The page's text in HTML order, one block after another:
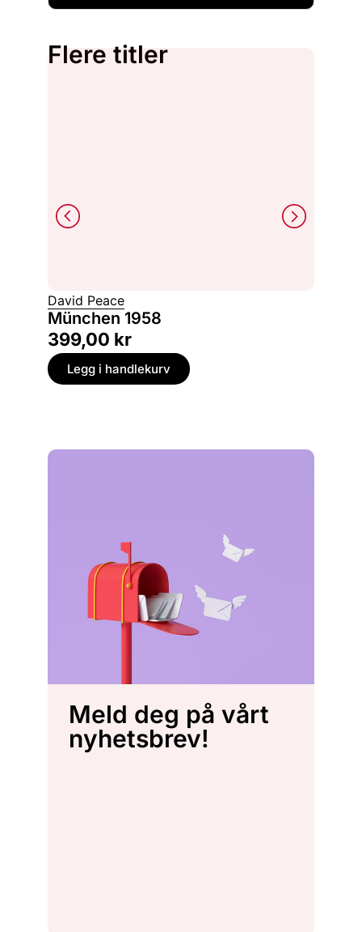
Flere titler
David Peace
München 1958
399,00 kr
Legg i handlekurv
Meld deg på vårt
nyhetsbrev!